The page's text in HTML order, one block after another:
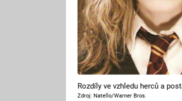
Rozdíly ve vzhledu herců a
Zdroj: Natello/Warner Bros.